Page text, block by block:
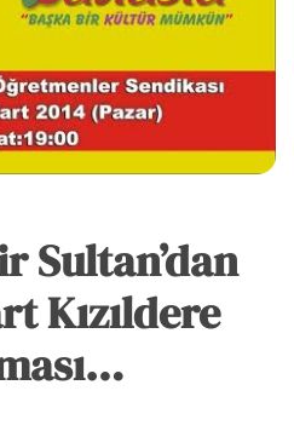
Sultan’dan
Kızıldere